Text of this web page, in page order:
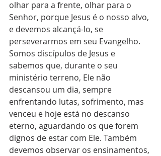
olhar para a frente, olhar para o
Senhor, porque Jesus é o nosso alvo,
e devemos alcançá-lo, se
perseverarmos em seu Evangelho.
Somos discípulos de Jesus e
sabemos que, durante o seu
ministério terreno, Ele não
descansou um dia, sempre
enfrentando lutas, sofrimento, mas
venceu e hoje está no descanso
eterno, aguardando os que forem
dignos de estar com Ele. Também
devemos observar os ensinamentos,